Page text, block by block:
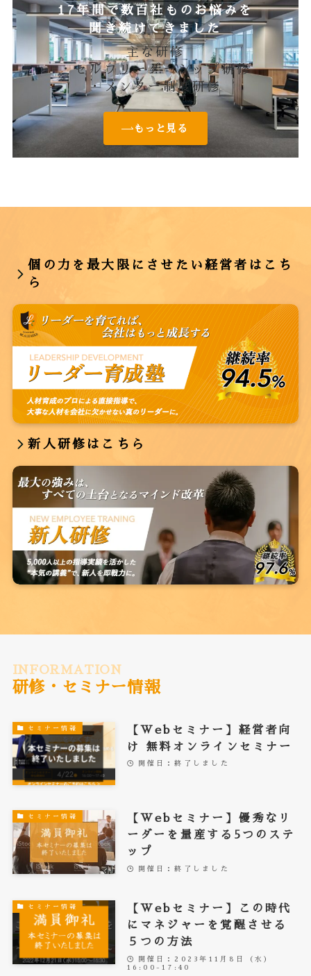
17年間で数百社ものお悩みを
聞き続けてきました
主な研修
・セルフリーダーシップ研修
・メンター制度研修
もっと見る
個の力を最大限にさせたい経営者はこち
ら
新人研修はこちら
INFORMATION
研修・セミナー情報
セミナー情報
【Webセミナー】経営者向
け 無料オンラインセミナー
開催日：終了しました
セミナー情報
【Webセミナー】優秀なリ
ーダーを量産する5つのステ
ップ
開催日：終了しました
セミナー情報
【Webセミナー】この時代
にマネジャーを覚醒させる
５つの方法
開催日：2023年11月8日（水）
16:00-17:40